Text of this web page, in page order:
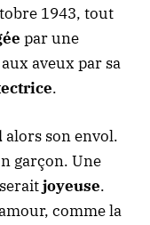
1943, tout
par une
aux aveux par sa
.
alors son envol.
garçon. Une
joyeuse.
comme la